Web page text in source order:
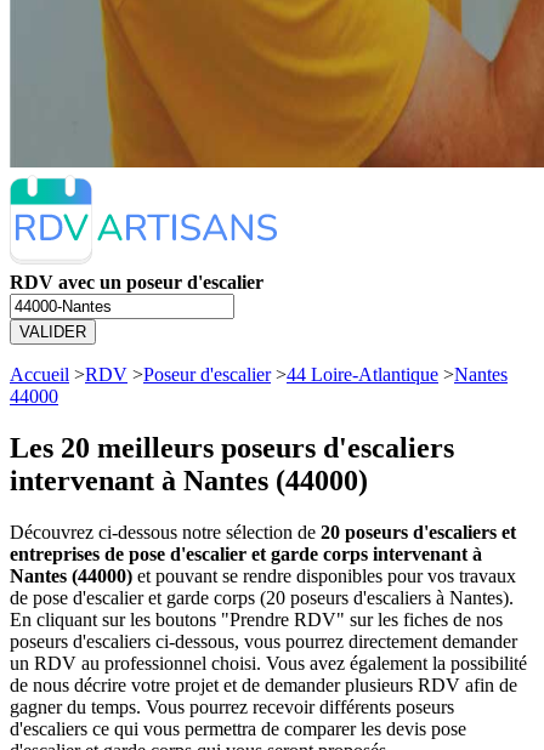
RDV avec un poseur d'escalier
VALIDER
Accueil >RDV >Poseur d'escalier>44 Loire-Atlantique >Nantes
44000
Les 20 meilleurs poseurs d'escaliers
intervenant à Nantes (44000)
Découvrez ci-dessous notre sélection de 20 poseurs d'escaliers et
entreprises de pose d'escalier et garde corps intervenant à
Nantes (44000) et pouvant se rendre disponibles pour vos travaux
de pose d'escalier et garde corps (20 poseurs d'escaliers à Nantes).
En cliquant sur les boutons "Prendre RDV" sur les fiches de nos
poseurs d'escaliers ci-dessous, vous pourrez directement demander
un RDV au professionnel choisi. Vous avez également la possibilité
de nous décrire votre projet et de demander plusieurs RDV afin de
gagner du temps. Vous pourrez recevoir différents poseurs
d'escaliers ce qui vous permettra de comparer les devis pose